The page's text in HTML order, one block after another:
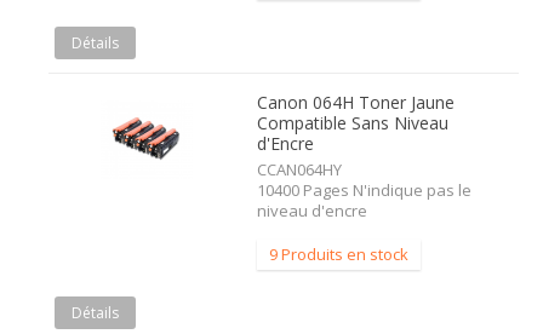
Détails
Canon 064H Toner Jaune
Compatible Sans Niveau
d'Encre
CCAN064HY
10400 Pages N'indique pas le
niveau d'encre
9 Produits en stock
Détails